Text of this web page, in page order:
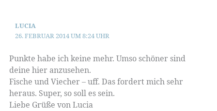
LUCIA
26. FEBRUAR 2014 UM 8:24 UHR
Punkte habe ich keine mehr. Umso schöner sind
deine hier anzusehen.
Fische und Viecher – uff. Das fordert mich sehr
heraus. Super, so soll es sein.
Liebe Grüße von Lucia